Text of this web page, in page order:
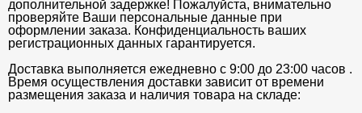
дополнительной задержке! Пожалуйста, внимательно
проверяйте Ваши персональные данные при
оформлении заказа. Конфиденциальность ваших
регистрационных данных гарантируется.
Доставка выполняется ежедневно с 9:00 до 23:00 часов .
Время осуществления доставки зависит от времени
размещения заказа и наличия товара на складе: